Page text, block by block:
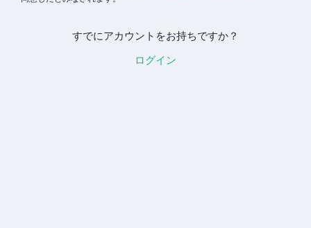
すでにアカウントをお持ちですか？
ログイン